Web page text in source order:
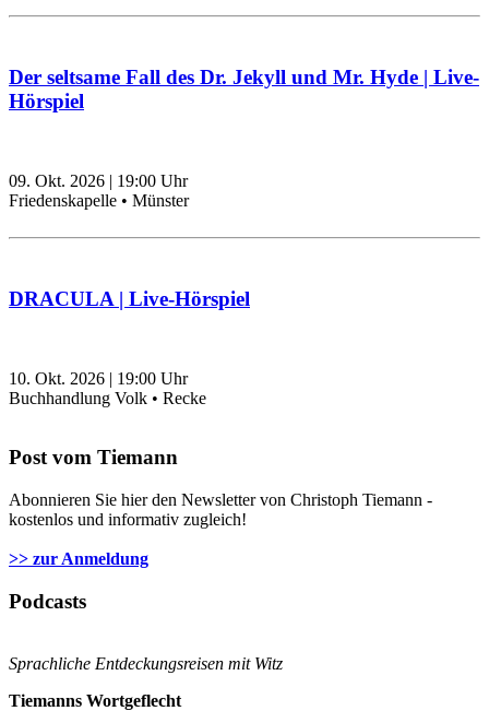
Der seltsame Fall des Dr. Jekyll und Mr. Hyde | Live-
Hörspiel
09. Okt. 2026 | 19:00 Uhr
Friedenskapelle • Münster
DRACULA | Live-Hörspiel
10. Okt. 2026 | 19:00 Uhr
Buchhandlung Volk • Recke
Post vom Tiemann
Abonnieren Sie hier den Newsletter von Christoph Tiemann -
kostenlos und informativ zugleich!
>> zur Anmeldung
Podcasts
Sprachliche Entdeckungsreisen mit Witz
Tiemanns Wortgeflecht